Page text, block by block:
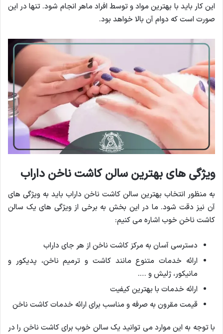
این کار باید با بهترین مواد و توسط افراد ماهر انجام شود. تنها در این
صورت است که دوام آن بالا خواهد بود.
ویژگی های بهترین سالن کاشت ناخن داراب
به منظور انتخاب بهترین سالن کاشت ناخن داراب باید به ویژگی های
آن نیز دقت شود. ما در این بخش به برخی از ویژگی های یک سالن
کاشت ناخن خوب اشاره می کنیم:
دسترسی آسان به مرکز کاشت ناخن از هر جای داراب
ارائه خدمات متنوع مانند کاشت و ترمیم ناخن، پدیکور و
مانیکور، ژلیش و ….
ارائه خدمات با بهترین کیفیت
قیمت مقرون به صرفه و مناسب برای ارائه خدمات کاشت ناخن
با توجه به این موارد می توانید یک سالن خوب برای کاشت ناخن را در